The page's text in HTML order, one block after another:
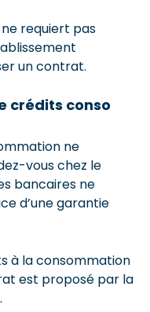
ne requiert pas
un contrat.
crédits conso
ne
vous chez le
bancaires ne
d’une garantie
à la consommation
est proposé par la